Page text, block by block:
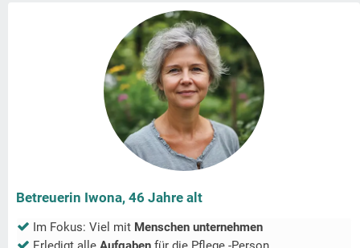
Betreuerin Iwona, 46 Jahre alt
Im Fokus: Viel mit Menschen unternehmen